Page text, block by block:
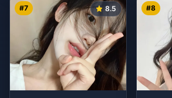
#7 8.5 #8